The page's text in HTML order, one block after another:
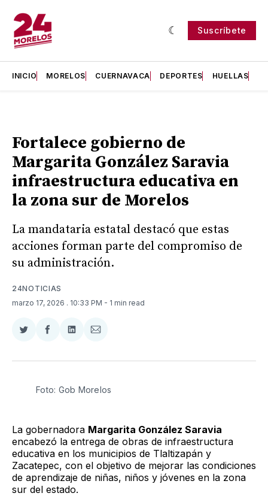
Suscríbete
INICIO MORELOS CUERNAVACA DEPORTES HUELLAS
Fortalece gobierno de
Margarita González Saravia
infraestructura educativa en
la zona sur de Morelos
La mandataria estatal destacó que estas
acciones forman parte del compromiso de
su administración.
24NOTICIAS
marzo 17, 2026 . 10:33 PM - 1 min read
Compartir
Twitter
Compartir
Facebook
Compartir
LinkedIn
Compartir
Email
Foto: Gob Morelos
La gobernadora Margarita González Saravia
encabezó la entrega de obras de infraestructura
educativa en los municipios de Tlaltizapán y
Zacatepec, con el objetivo de mejorar las condiciones
de aprendizaje de niñas, niños y jóvenes en la zona
sur del estado.